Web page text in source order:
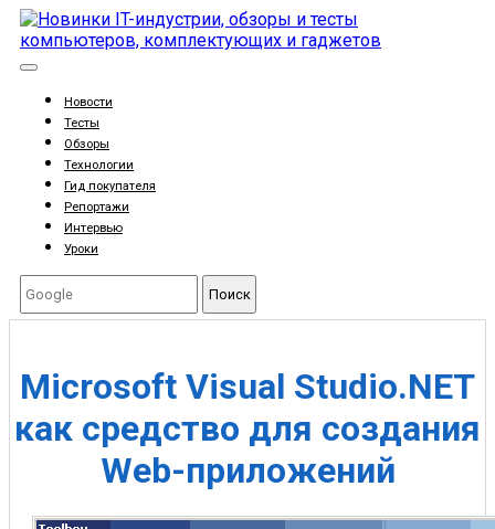
Новости
Тесты
Обзоры
Технологии
Гид покупателя
Репортажи
Интервью
Уроки
Поиск
Microsoft Visual Studio.NET
как средство для создания
Web-приложений